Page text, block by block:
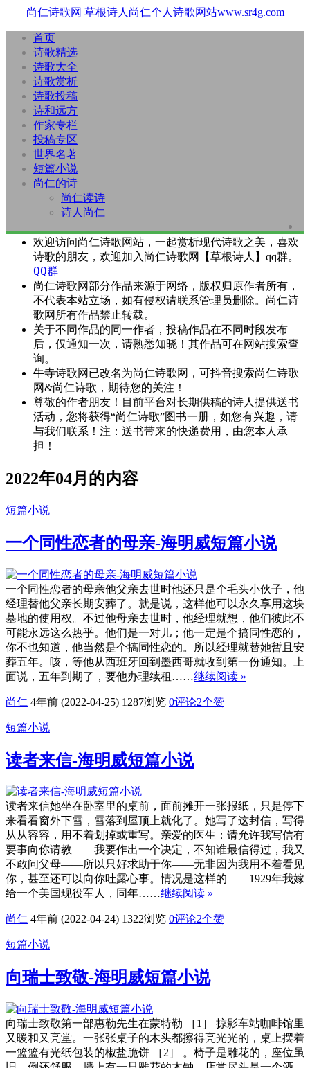
尚仁诗歌网 草根诗人尚仁个人诗歌网站www.sr4g.com
首页
诗歌精选
诗歌大全
诗歌赏析
诗歌投稿
诗和远方
作家专栏
投稿专区
世界名著
短篇小说
尚仁的诗
尚仁读诗
诗人尚仁
欢迎访问尚仁诗歌网站，一起赏析现代诗歌之美，喜欢
诗歌的朋友，欢迎加入尚仁诗歌网【草根诗人】qq群。
QQ群
尚仁诗歌网部分作品来源于网络，版权归原作者所有，
不代表本站立场，如有侵权请联系管理员删除。尚仁诗
歌网所有作品禁止转载。
关于不同作品的同一作者，投稿作品在不同时段发布
后，仅通知一次，请熟悉知晓！其作品可在网站搜索查
询。
牛寺诗歌网已改名为尚仁诗歌网，可抖音搜索尚仁诗歌
网&尚仁诗歌，期待您的关注！
尊敬的作者朋友！目前平台对长期供稿的诗人提供送书
活动，您将获得“尚仁诗歌”图书一册，如您有兴趣，请
与我们联系！注：送书带来的快递费用，由您本人承
担！
2022年04月的内容
短篇小说
一个同性恋者的母亲-海明威短篇小说
一个同性恋者的母亲他父亲去世时他还只是个毛头小伙子，他
经理替他父亲长期安葬了。就是说，这样他可以永久享用这块
墓地的使用权。不过他母亲去世时，他经理就想，他们彼此不
可能永远这么热乎。他们是一对儿；他一定是个搞同性恋的，
你不也知道，他当然是个搞同性恋的。所以经理就替她暂且安
葬五年。咳，等他从西班牙回到墨西哥就收到第一份通知。上
面说，五年到期了，要他办理续租……继续阅读 »
尚仁 4年前 (2022-04-25) 1287浏览 0评论2个赞
短篇小说
读者来信-海明威短篇小说
读者来信她坐在卧室里的桌前，面前摊开一张报纸，只是停下
来看看窗外下雪，雪落到屋顶上就化了。她写了这封信，写得
从从容容，用不着划掉或重写。亲爱的医生：请允许我写信有
要事向你请教——我要作出一个决定，不知谁最信得过，我又
不敢问父母——所以只好求助于你——无非因为我用不着看见
你，甚至还可以向你吐露心事。情况是这样的——1929年我嫁
给一个美国现役军人，同年……继续阅读 »
尚仁 4年前 (2022-04-24) 1322浏览 0评论2个赞
短篇小说
向瑞士致敬-海明威短篇小说
向瑞士致敬第一部惠勒先生在蒙特勒 ［1］ 掠影车站咖啡馆里
又暖和又亮堂。一张张桌子的木头都擦得亮光光的，桌上摆着
一篮篮有光纸包装的椒盐脆饼 ［2］ 。椅子是雕花的，座位虽